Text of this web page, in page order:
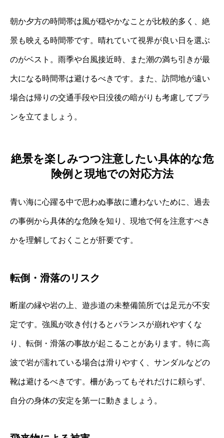
朝か夕方の時間帯は風が穏やかなことが比較的多く、絶
景も映える時間帯です。晴れていて視界が良い日を選ぶ
のがベスト。雨季や台風接近時、また潮の満ち引きが最
大になる時間帯は避けるべきです。また、訪問地が遠い
場合は帰りの交通手段や日没後の暗がりも考慮してプラ
ンを立てましょう。
絶景を楽しみつつ注意したい具体的な危
険例と現地での対応方法
青い海に心躍る中で思わぬ事故に遭わないために、過去
の事例から具体的な危険を知り、現地で何を注意すべき
かを理解しておくことが肝要です。
転倒・滑落のリスク
断崖の縁や岩の上、遊歩道の未整備箇所では足元が不安
定です。強風が吹き付けるとバランスが崩れやすくな
り、転倒・滑落の事故が起こることがあります。特に高
波で岩が濡れている場合は滑りやすく、サンダルなどの
靴は避けるべきです。柵があってもそれだけに頼らず、
自分の身体の安定を第一に動きましょう。